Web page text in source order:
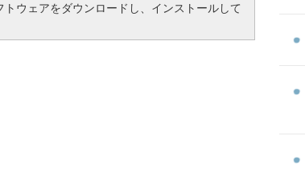
ウェアをダウンロードし、インストールして